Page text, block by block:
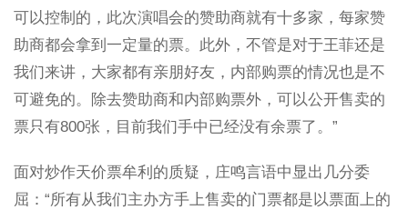
可以控制的，此次演唱会的赞助商就有十多家，每家赞
助商都会拿到一定量的票。此外，不管是对于王菲还是
我们来讲，大家都有亲朋好友，内部购票的情况也是不
可避免的。除去赞助商和内部购票外，可以公开售卖的
票只有800张，目前我们手中已经没有余票了。”
面对炒作天价票牟利的质疑，庄鸣言语中显出几分委
屈：“所有从我们主办方手上售卖的门票都是以票面上的